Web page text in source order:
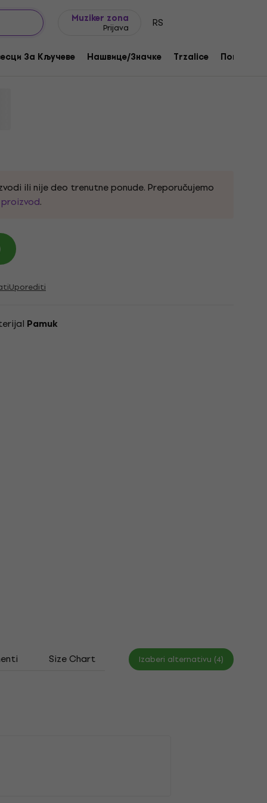
Muziker zona
Prijava RS
За Кључеве Нашвице/Значке Trzalice Поклони
ili nije deo trenutne ponude. Preporučujemo
.
Uporediti
Pamuk
Size Chart Izaberi alternativu (4)